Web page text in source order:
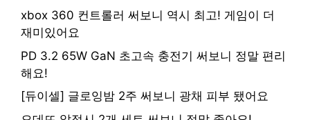
xbox 360 컨트롤러 써보니 역시 최고! 게임이 더
재미있어요
PD 3.2 65W GaN 초고속 충전기 써보니 정말 편리
해요!
[듀이셀] 글로잉밤 2주 써보니 광채 피부 됐어요